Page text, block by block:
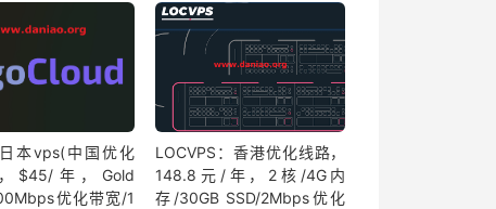
本vps(中国优化
$45/年，Gold
优化带宽/1
LOCVPS：香港优化线路，
148.8元/年，2核/4G内
存/30GB SSD/2Mbps优化